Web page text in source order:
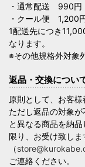
・通常配送 990円
・クール便 1,200
1配送先につき
なります。
※その他規格外対象
返品・交換につい
原則として、お客様
ただし返品の対象
と異なる商品を納
限り、お受け致し
（
ご連絡ください。